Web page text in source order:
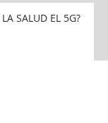
SALUD EL 5G?